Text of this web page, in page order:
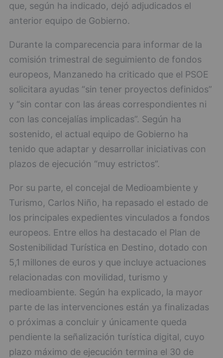
que, según ha indicado, dejó adjudicados el
anterior equipo de Gobierno.
Durante la comparecencia para informar de la
comisión trimestral de seguimiento de fondos
europeos, Manzanedo ha criticado que el PSOE
solicitara ayudas “sin tener proyectos definidos”
y “sin contar con las áreas correspondientes ni
con las concejalías implicadas”. Según ha
sostenido, el actual equipo de Gobierno ha
tenido que adaptar y desarrollar iniciativas con
plazos de ejecución “muy estrictos”.
Por su parte, el concejal de Medioambiente y
Turismo, Carlos Niño, ha repasado el estado de
los principales expedientes vinculados a fondos
europeos. Entre ellos ha destacado el Plan de
Sostenibilidad Turística en Destino, dotado con
5,1 millones de euros y que incluye actuaciones
relacionadas con movilidad, turismo y
medioambiente. Según ha explicado, la mayor
parte de las intervenciones están ya finalizadas
o próximas a concluir y únicamente queda
pendiente la señalización turística digital, cuyo
plazo máximo de ejecución termina el 30 de